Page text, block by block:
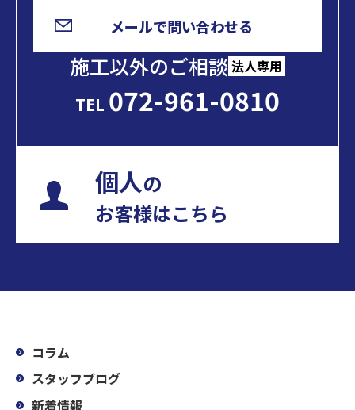
メールで問い合わせる
施工以外のご相談 法人専用
TEL 072-961-0810
個人の
お客様はこちら
コラム
スタッフブログ
新着情報